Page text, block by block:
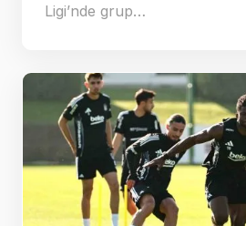
Ligi’nde grup…